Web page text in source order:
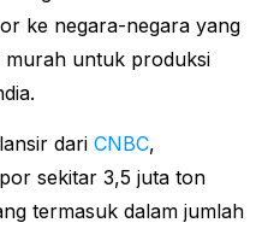
ke negara-negara yang
murah untuk produksi
dari CNBC,
sekitar 3,5 juta ton
termasuk dalam jumlah